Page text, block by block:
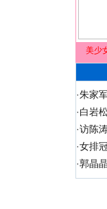
美少
·朱家
·白岩
·访陈
·女排
·郭晶